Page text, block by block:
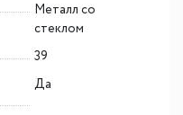
Металл со
стеклом
39
Да